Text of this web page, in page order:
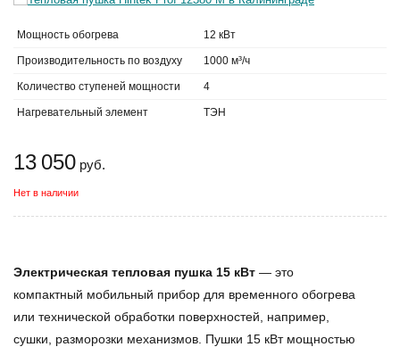
Мощность обогрева 12 кВт
Производительность по воздуху 1000 м³/ч
Количество ступеней мощности 4
Нагревательный элемент ТЭН
13 050 руб.
Нет в наличии
Электрическая тепловая пушка 15 кВт — это
компактный мобильный прибор для временного обогрева
или технической обработки поверхностей, например,
сушки, разморозки механизмов. Пушки 15 кВтмощностью